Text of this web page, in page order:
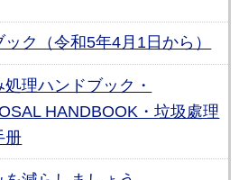
ク（令和5年4月1日から）
処理ハンドブック・
HANDBOOK・垃圾處理
册